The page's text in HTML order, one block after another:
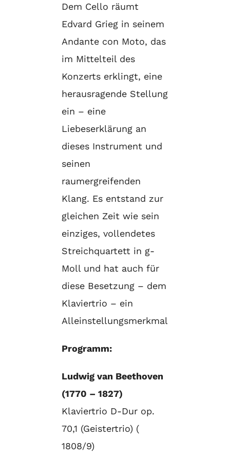
Dem Cello räumt
Edvard Grieg in seinem
Andante con Moto, das
im Mittelteil des
Konzerts erklingt, eine
herausragende Stellung
ein – eine
Liebeserklärung an
dieses Instrument und
seinen
raumergreifenden
Klang. Es entstand zur
gleichen Zeit wie sein
einziges, vollendetes
Streichquartett in g-
Moll und hat auch für
diese Besetzung – dem
Klaviertrio – ein
Alleinstellungsmerkmal
Programm:
Ludwig van Beethoven
(1770 – 1827)
Klaviertrio D-Dur op.
70,1 (Geistertrio) (
1808/9)